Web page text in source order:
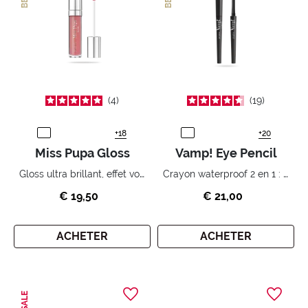
4
+18
Miss Pupa Gloss
Gloss ultra brillant, effet volume immédiat.
€ 19,50
ACHETER
19
+20
Vamp! Eye Pencil
Crayon waterproof 2 en 1 : eyeliner et kajal.
€ 21,00
ACHETER
SALE